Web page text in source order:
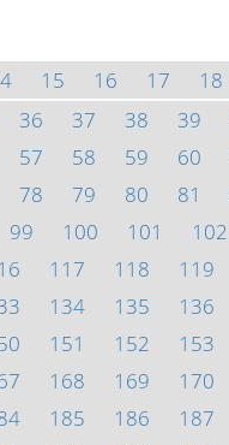
15 16 17 18
36 37 38 39
57 58 59 60
78 79 80 81
99 100 101 102
117 118 119
134 135 136
151 152 153
168 169 170
185 186 187